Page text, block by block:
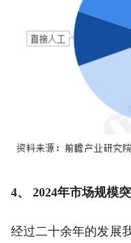
4、 2024年市场规模
经过二十余年的发展